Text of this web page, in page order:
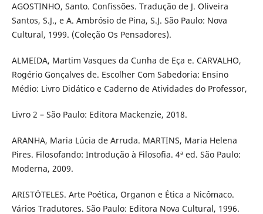
AGOSTINHO, Santo. Confissões. Tradução de J. Oliveira
Santos, S.J., e A. Ambrósio de Pina, S.J. São Paulo: Nova
Cultural, 1999. (Coleção Os Pensadores).
ALMEIDA, Martim Vasques da Cunha de Eça e. CARVALHO,
Rogério Gonçalves de. Escolher Com Sabedoria: Ensino
Médio: Livro Didático e Caderno de Atividades do Professor,
Livro 2 – São Paulo: Editora Mackenzie, 2018.
ARANHA, Maria Lúcia de Arruda. MARTINS, Maria Helena
Pires. Filosofando: Introdução à Filosofia. 4ª ed. São Paulo:
Moderna, 2009.
ARISTÓTELES. Arte Poética, Organon e Ética a Nicômaco.
Vários Tradutores. São Paulo: Editora Nova Cultural, 1996.